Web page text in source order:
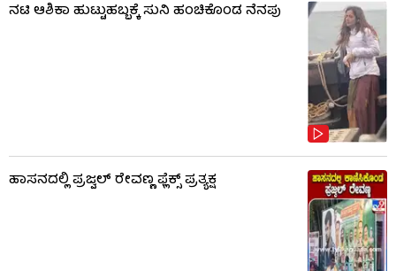
ನಟಿ ಆಶಿಕಾ ಹುಟ್ಟುಹಬ್ಬಕ್ಕೆ ಸುನಿ ಹಂಚಿಕೊಂಡ ನೆನಪು
ಹಾಸನದಲ್ಲಿ ಪ್ರಜ್ವಲ್ ರೇವಣ್ಣ ಫ್ಲೆಕ್ಸ್ ಪ್ರತ್ಯಕ್ಷ